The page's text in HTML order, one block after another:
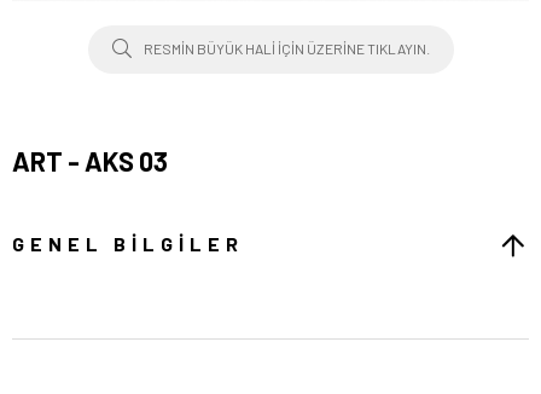
RESMIN BÜYÜK HALI IÇIN ÜZERINE TIKLAYIN.
ART - AKS 03
GENEL BILGILER